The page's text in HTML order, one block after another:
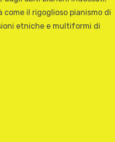
come il rigoglioso pianismo di
etniche e multiformi di